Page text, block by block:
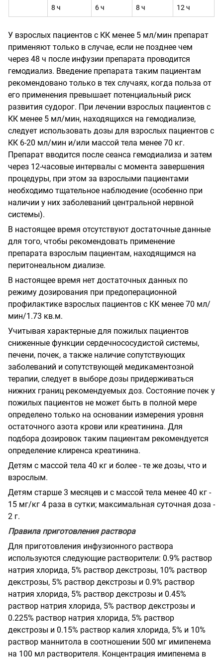
8 ч
6 ч
8 ч
12 ч
У взрослых пациентов с КК менее 5 мл/мин препарат
применяют только в случае, если не позднее чем
через 48 ч после инфузии препарата проводится
гемодиализ. Введение препарата таким пациентам
рекомендовано только в тех случаях, когда польза от
его применения превышает потенциальный риск
развития судорог. При лечении взрослых пациентов с
КК менее 5 мл/мин, находящихся на гемодиализе,
следует использовать дозы для взрослых пациентов с
КК 6-20 мл/мин и/или массой тела менее 70 кг.
Препарат вводится после сеанса гемодиализа и затем
через 12-часовые интервалы с момента завершения
процедуры, при этом за взрослыми пациентами
необходимо тщательное наблюдение (особенно при
наличии у них заболеваний центральной нервной
системы).
В настоящее время отсутствуют достаточные данные
для того, чтобы рекомендовать применение
препарата взрослым пациентам, находящимся на
перитонеальном диализе.
В настоящее время нет достаточных данных по
режиму дозирования при предоперационной
профилактике взрослых пациентов с КК менее 70 мл/
мин/1.73 кв.м.
Учитывая характерные для пожилых пациентов
сниженные функции сердечнососудистой системы,
печени, почек, а также наличие сопутствующих
заболеваний и сопутствующей медикаментозной
терапии, следует в выборе дозы придерживаться
нижних границ рекомендуемых доз. Состояние почек у
пожилых пациентов не может быть в полной мере
определено только на основании измерения уровня
остаточного азота крови или креатинина. Для
подбора дозировок таким пациентам рекомендуется
определение клиренса креатинина.
Детям с массой тела 40 кг и более - те же дозы, что и
взрослым.
Детям старше 3 месяцев и с массой тела менее 40 кг -
15 мг/кг 4 раза в сутки; максимальная суточная доза -
2 г.
Правила приготовления раствора
Для приготовления инфузионного раствора
используются следующие растворители: 0.9% раствор
натрия хлорида, 5% раствор декстрозы, 10% раствор
декстрозы, 5% раствор декстрозы и 0.9% раствор
натрия хлорида, 5% раствор декстрозы и 0.45%
раствор натрия хлорида, 5% раствор декстрозы и
0.225% раствор натрия хлорида, 5% раствор
декстрозы и 0.15% раствор калия хлорида, 5% и 10%
раствор маннитола в соотношении 500 мг имипенема
на 100 мл растворителя. Концентрация имипенема в